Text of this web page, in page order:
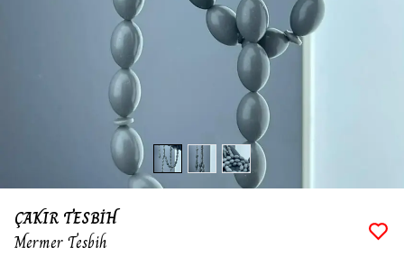
ÇAKIR TESBİH
Mermer Tesbih